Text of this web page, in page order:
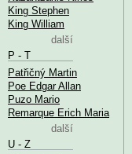
King Stephen
King William
další
P - T
Patřičný Martin
Poe Edgar Allan
Puzo Mario
Remarque Erich Maria
další
U - Z